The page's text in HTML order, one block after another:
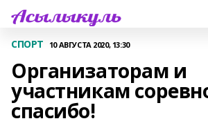
СПОРТ 10 АВГУСТА 2020, 13:30
Организаторам и
участникам
спасибо!